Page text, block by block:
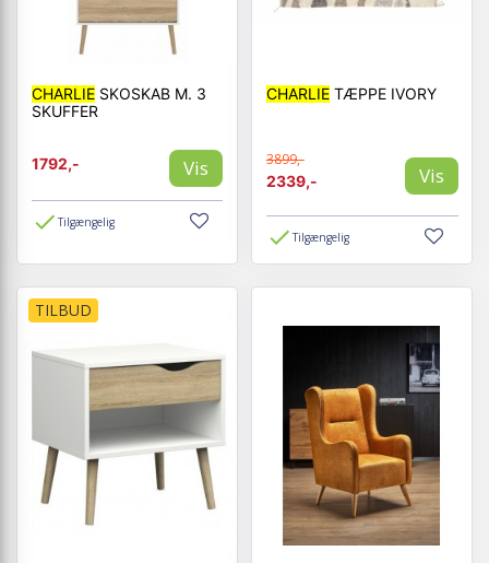
CHARLIESKOSKAB M. 3
SKUFFER
1792,- Vis
Tilgængelig
CHARLIE TÆPPE IVORY
3899,-
2339,-
Vis
Tilgængelig
TILBUD